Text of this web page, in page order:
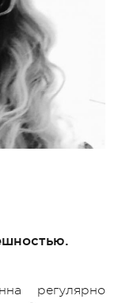
регулярно